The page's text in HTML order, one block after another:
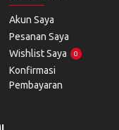
Akun Saya
Pesanan Saya
Wishlist Saya
0
Konfirmasi
Pembayaran